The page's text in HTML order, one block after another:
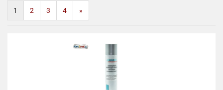
1 2 3 4 »